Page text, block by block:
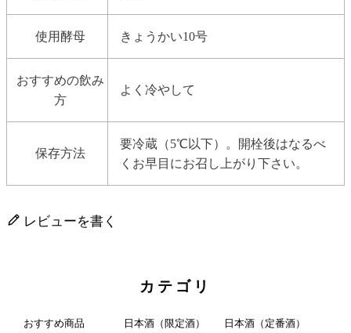
使用酵母 きょうかい10号
おすすめの飲み
方
よく冷やして
保存方法
要冷蔵（5℃以下）。開栓後はなるべ
くお早目にお召し上がり下さい。
レビューを書く
カテゴリ
おすすめ商品 日本酒（限定酒） 日本酒（定番酒）